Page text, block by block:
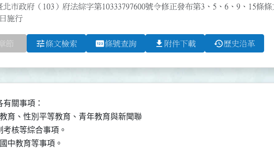
北市政府（103）府法綜字第10333797600號令修正發布第3、5、6、9、15條
施行
節 tune條文檢索 pin條號查詢 file_download 附件下載 history歷史沿革
關事項：
育、性別平等教育、青年教育與新聞聯
考核等綜合事項。
中教育等事項。